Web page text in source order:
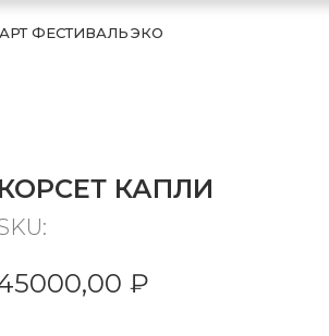
АРТ ФЕСТИВАЛЬЭКО
КОРСЕТ КАПЛИ
₽